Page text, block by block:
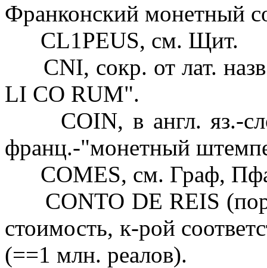
Франконский монетный
CL1PEUS, см. Щит.
CNI, сокр. от лат.
LI CO RUM".
COIN, в англ. яз.-
франц.-"монетный
COMES, см. Граф,
CONTO DE REIS
стоимость, к-рой
(==1 млн. реалов).